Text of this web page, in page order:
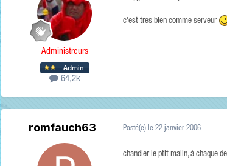
Administreurs
64,2k
c'est tres bien comme serveur
romfauch63 Posté(e) le 22 janvier 2006
chandler le ptit malin, à chaque